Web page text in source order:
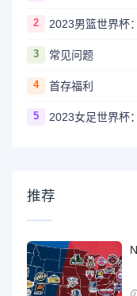
2 2023男篮世界杯
3 常见问题
4 首存福利
5
推荐